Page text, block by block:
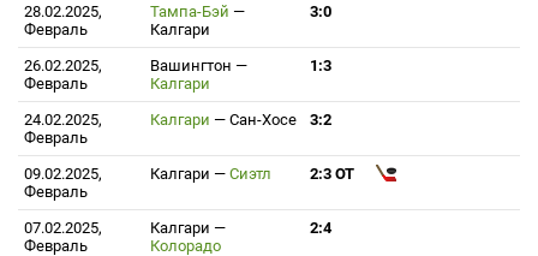
28.02.2025,
Февраль
Тампа-Бэй —
Калгари
3:0
26.02.2025,
Февраль
Вашингтон —
Калгари
1:3
24.02.2025,
Февраль
Калгари — Сан-Хосе 3:2
09.02.2025,
Февраль
Калгари — Сиэтл 2:3 ОТ
07.02.2025,
Февраль
Калгари —
Колорадо
2:4